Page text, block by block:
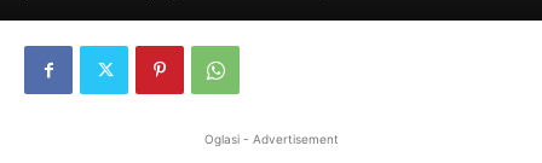
Oglasi - Advertisement